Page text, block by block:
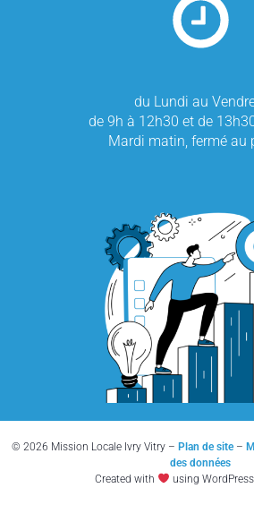
du Lundi au
de 9h à 12h30 et de
Mardi matin, fermé au
© 2026 Mission Locale Ivry Vitry – Plan de site–
des données
Created with
using